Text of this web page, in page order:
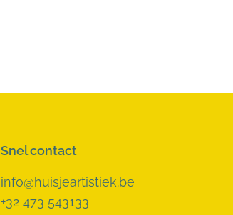
Snel contact
info@huisjeartistiek.be
+32 473 543133